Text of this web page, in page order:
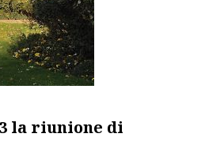
la riunione di